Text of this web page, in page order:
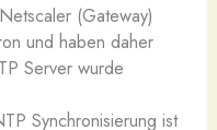
(Gateway)
und haben daher
Server wurde
Synchronisierung ist